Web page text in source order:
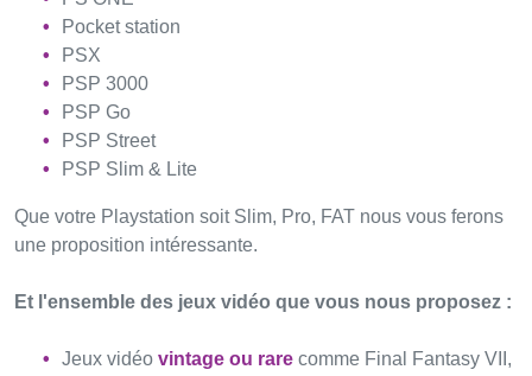
Pocket station
PSX
PSP 3000
PSP Go
PSP Street
PSP Slim & Lite
Que votre Playstation soit Slim, Pro, FAT nous vous ferons
une proposition intéressante.
Et l'ensemble des jeux vidéo que vous nous proposez :
Jeux vidéo vintage ou rare comme Final Fantasy VII,